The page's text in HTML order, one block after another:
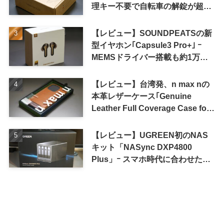
理キー不要で自転車の解錠が超簡
【レビュー】SOUNDPEATSの新
型イヤホン｢Capsule3 Pro+｣ ｰ
MEMSドライバー搭載も約1万円
【レビュー】台湾発、n max nの
本革レザーケース｢Genuine
Leather Full Coverage Case for
【レビュー】UGREEN初のNAS
キット「NASync DXP4800
Plus」ｰ スマホ時代に合わせた設